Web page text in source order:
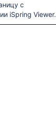
с
iSpring Viewer.